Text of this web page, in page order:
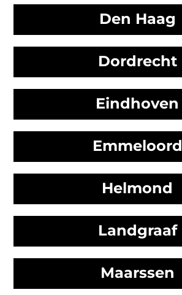
Den Haag
Dordrecht
Eindhoven
Emmeloord
Helmond
Landgraaf
Maarssen